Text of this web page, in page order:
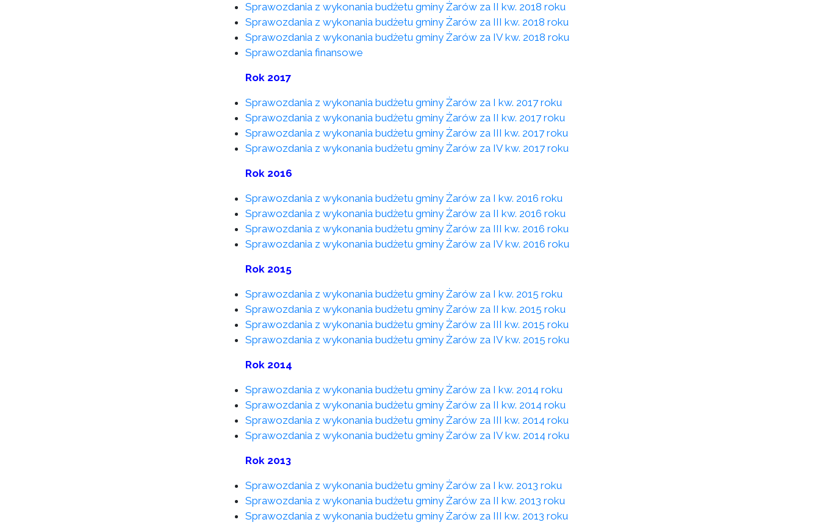
Sprawozdania z wykonania budżetu gminy Żarów za II kw. 2018 roku
Sprawozdania z wykonania budżetu gminy Żarów za III kw. 2018 roku
Sprawozdania z wykonania budżetu gminy Żarów za IV kw. 2018 roku
Sprawozdania finansowe
Rok 2017
Sprawozdania z wykonania budżetu gminy Żarów za I kw. 2017 roku
Sprawozdania z wykonania budżetu gminy Żarów za II kw. 2017 roku
Sprawozdania z wykonania budżetu gminy Żarów za III kw. 2017 roku
Sprawozdania z wykonania budżetu gminy Żarów za IV kw. 2017 roku
Rok 2016
Sprawozdania z wykonania budżetu gminy Żarów za I kw. 2016 roku
Sprawozdania z wykonania budżetu gminy Żarów za II kw. 2016 roku
Sprawozdania z wykonania budżetu gminy Żarów za III kw. 2016 roku
Sprawozdania z wykonania budżetu gminy Żarów za IV kw. 2016 roku
Rok 2015
Sprawozdania z wykonania budżetu gminy Żarów za I kw. 2015 roku
Sprawozdania z wykonania budżetu gminy Żarów za II kw. 2015 roku
Sprawozdania z wykonania budżetu gminy Żarów za III kw. 2015 roku
Sprawozdania z wykonania budżetu gminy Żarów za IV kw. 2015 roku
Rok 2014
Sprawozdania z wykonania budżetu gminy Żarów za I kw. 2014 roku
Sprawozdania z wykonania budżetu gminy Żarów za II kw. 2014 roku
Sprawozdania z wykonania budżetu gminy Żarów za III kw. 2014 roku
Sprawozdania z wykonania budżetu gminy Żarów za IV kw. 2014 roku
Rok 2013
Sprawozdania z wykonania budżetu gminy Żarów za I kw. 2013 roku
Sprawozdania z wykonania budżetu gminy Żarów za II kw. 2013 roku
Sprawozdania z wykonania budżetu gminy Żarów za III kw. 2013 roku